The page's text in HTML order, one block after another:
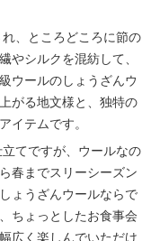
、ところどころに節の
やシルクを混紡して、
ウールのしょうざんウ
がる地文様と、独特の
イテムです。
てですが、ウールなの
春までスリーシーズン
ょうざんウールならで
ちょっとしたお食事会
広く楽しんでいただけ